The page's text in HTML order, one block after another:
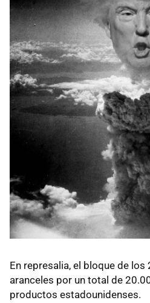
En represalia, el bloque de
aranceles por un total de
productos estadounidenses.